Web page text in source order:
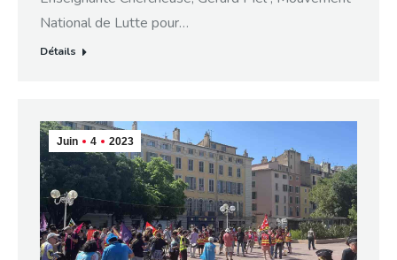
National de Lutte pour…
Détails
Juin 4 2023